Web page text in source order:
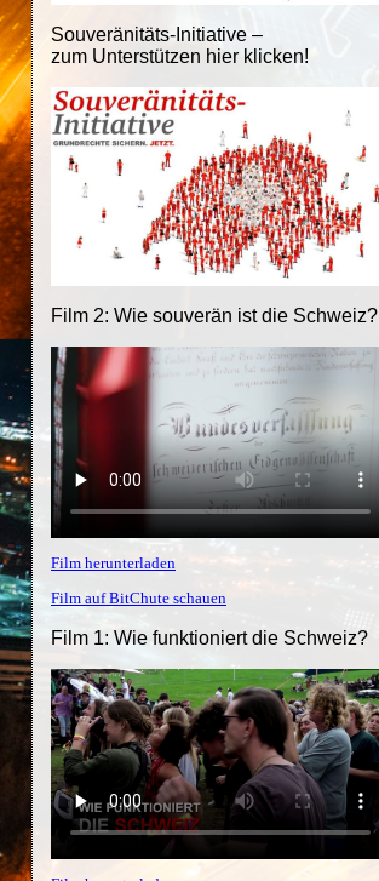
Souveränitäts-Initiative –
zum Unterstützen hier klicken!
Film 2: Wie souverän ist die Schweiz?
Film herunterladen
Film auf BitChute schauen
Film 1: Wie funktioniert die Schweiz?